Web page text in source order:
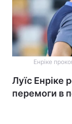
Енріке
Луїс Енріке
перемоги в